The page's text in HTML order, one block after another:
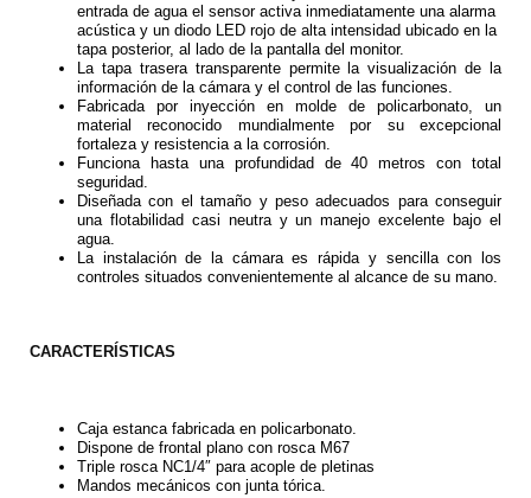
entrada de agua el sensor activa inmediatamente una alarma
acústica y un diodo LED rojo de alta intensidad ubicado en la
tapa posterior, al lado de la pantalla del monitor.
La tapa trasera transparente permite la visualización de la
información de la cámara y el control de las funciones.
Fabricada por inyección en molde de policarbonato, un
material reconocido mundialmente por su excepcional
fortaleza y resistencia a la corrosión.
Funciona hasta una profundidad de 40 metros con total
seguridad.
Diseñada con el tamaño y peso adecuados para conseguir
una flotabilidad casi neutra y un manejo excelente bajo el
agua.
La instalación de la cámara es rápida y sencilla con los
controles situados convenientemente al alcance de su mano.
CARACTERÍSTICAS
Caja estanca fabricada en policarbonato.
Dispone de frontal plano con rosca M67
Triple rosca NC1/4″ para acople de pletinas
Mandos mecánicos con junta tórica.